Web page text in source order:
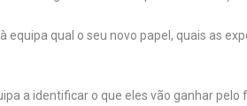
equipa qual o seu novo papel, quais as
a identificar o que eles vão ganhar